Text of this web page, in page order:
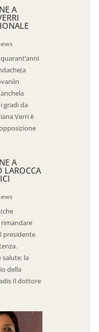
A
gradi da
Verri è
A
LAROCCA
rimandare
presidente
salute: la
della
Il dottore